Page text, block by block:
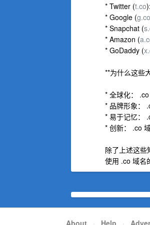
* Twitter (t.co
* Google (g.co
* Snapchat (
* Amazon (
* GoDaddy (
**为什么这些
* 全球化：
* 品牌形象：
* 易于记忆：
* 创新： .co
除了上述这些
使用 .co 域名
About · Help ·